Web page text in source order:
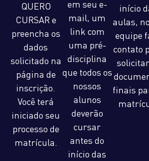
QUERO
CURSAR e
preencha os
dados
solicitado na
página de
inscrição.
Você terá
iniciado seu
processo de
matrícula.
em seu e-
mail, um
link com
uma pré-
disciplina
que todos os
nossos
alunos
deverão
cursar
antes do
início das
início
aulas,
equipe
contato
finais